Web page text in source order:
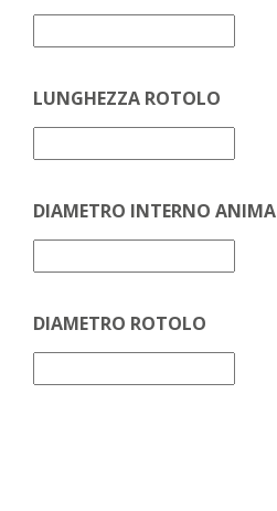
LUNGHEZZA ROTOLO
DIAMETRO INTERNO ANIMA
DIAMETRO ROTOLO